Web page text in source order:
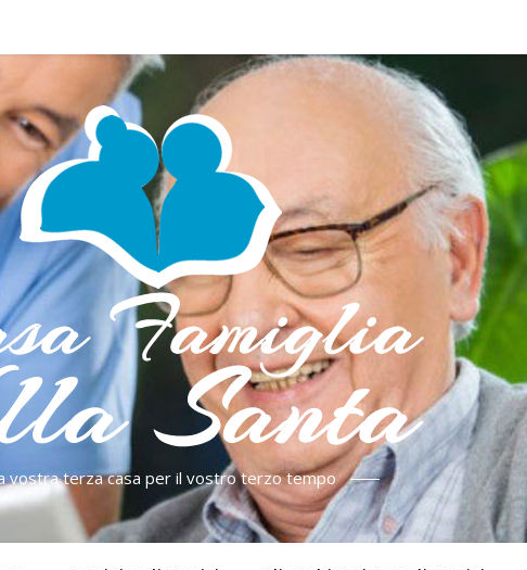
vostra terza casa per il vostro terzo tempo